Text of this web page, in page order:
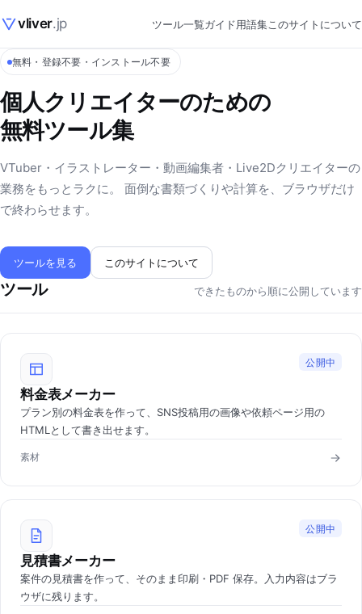
vliver.jp ツール一覧ガイド用語集このサイトについて
無料・登録不要・インストール不要
個人クリエイターのための
無料ツール集
VTuber・イラストレーター・動画編集者・Live2Dクリエイターの
業務をもっとラクに。 面倒な書類づくりや計算を、ブラウザだけ
で終わらせます。
ツールを見る このサイトについて
ツール できたものから順に公開しています
公開中
料金表メーカー
プラン別の料金表を作って、SNS投稿用の画像や依頼ページ用の
HTMLとして書き出せます。
素材
公開中
見積書メーカー
案件の見積書を作って、そのまま印刷・PDF 保存。入力内容はブラ
ウザに残ります。